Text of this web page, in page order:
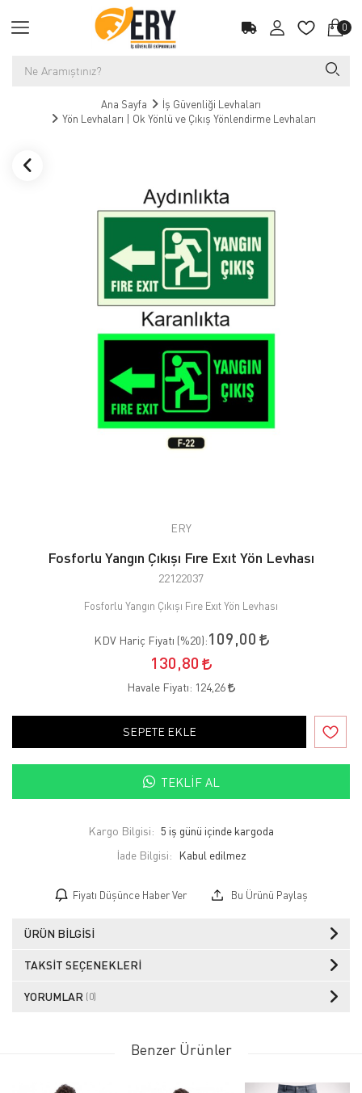
0
Ana Sayfa
İş Güvenliği Levhaları
Yön Levhaları | Ok Yönlü ve Çıkış Yönlendirme Levhaları
ERY
Fosforlu Yangın Çıkışı Fıre Exıt Yön Levhası
22122037
Fosforlu Yangın Çıkışı Fıre Exıt Yön Levhası
KDV Hariç Fiyatı (%20):109,00
130,80
Havale Fiyatı: 124,26
SEPETE EKLE
TEKLIF AL
Kargo Bilgisi: 5 iş günü içinde kargoda
İade Bilgisi:
Fiyatı Düşünce Haber Ver Bu Ürünü Paylaş
ÜRÜN BILGISI
TAKSIT SEÇENEKLERI
YORUMLAR (0)
Benzer Ürünler